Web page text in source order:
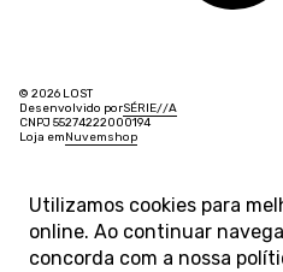
© 2026 LOST
Desenvolvido porSÉRIE//A
CNPJ 55274222000194
Loja emNuvemshop
Utilizamos cookies para
online. Ao continuar
concorda com a nossa